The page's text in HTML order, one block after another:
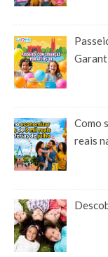
Como
reais